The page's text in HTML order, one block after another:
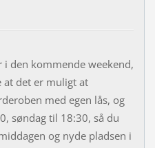
den kommende weekend,
at det er muligt at
med egen lås, og
søndag til 18:30, så du
og nyde pladsen i